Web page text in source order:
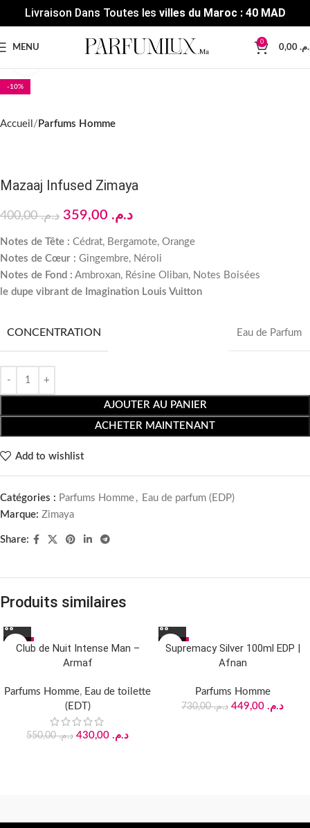
Livraison Dans Toutes les villes du Maroc : 40 MAD
MENU
0
-10%
Accueil Parfums Homme
Mazaaj Infused Zimaya
د.م.400,00 د.م.
Notes de Tête : Cédrat, Bergamote, Orange
Notes de Cœur : Gingembre, Néroli
Notes de Fond : Ambroxan, Résine Oliban, Notes Boisées
le dupe vibrant de Imagination Louis Vuitton
CONCENTRATION Eau de Parfum
AJOUTER AU PANIER
ACHETER MAINTENANT
Add to wishlist
Catégories : Parfums Homme , Eau de parfum (EDP)
Marque: Zimaya
Share:
Produits similaires
-22%
Club de Nuit Intense Man –
Armaf
Parfums Homme, Eau de toilette
(EDT)
د.م.550,00 د.م.
-38%
Supremacy Silver 100ml EDP |
Afnan
Parfums Homme
د.م.730,00 د.م.